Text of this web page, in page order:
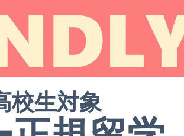
校生対象